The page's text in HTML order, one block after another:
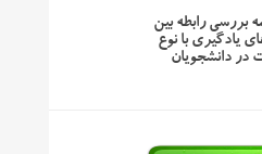
بررسی رابطه بین
یادگیری با نوع
دانشجویان